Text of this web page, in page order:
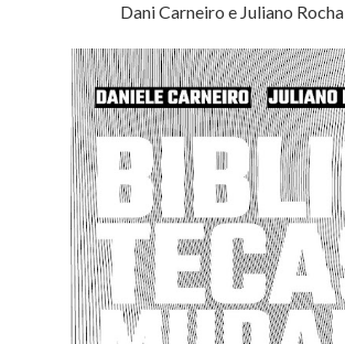
Dani Carneiro e Juliano Rocha